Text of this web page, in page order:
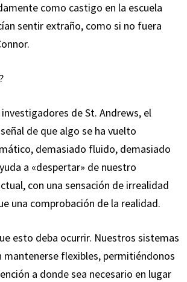
como castigo en la escuela
sentir extraño, como si no fuera
de St. Andrews, el
de que algo se ha vuelto
demasiado fluido, demasiado
a «despertar» de nuestro
con una sensación de irrealidad
una comprobación de la realidad.
esto deba ocurrir. Nuestros sistemas
mantenerse flexibles, permitiéndonos
a donde sea necesario en lugar